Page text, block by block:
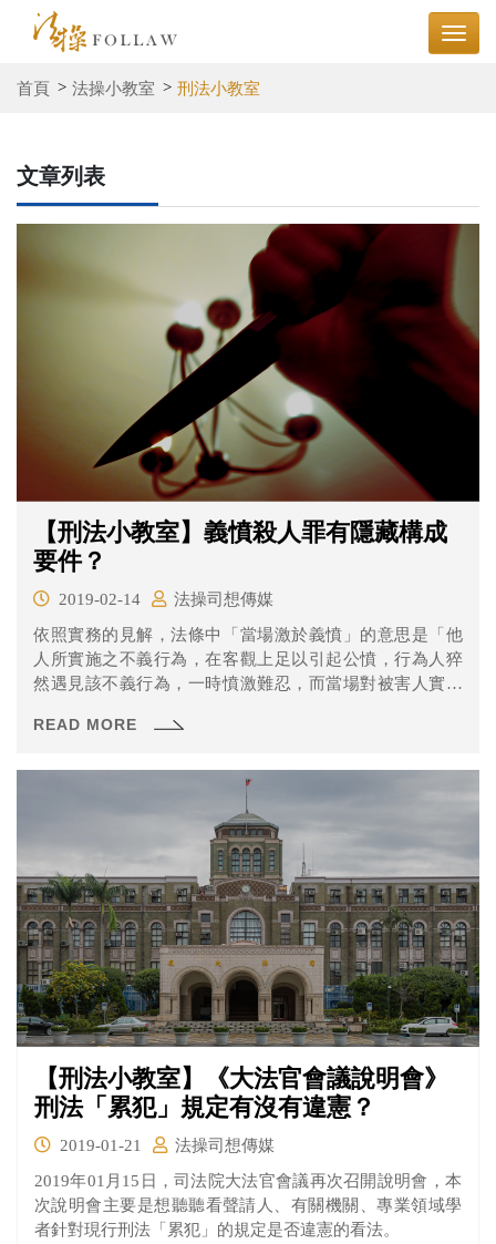
首頁 法操小教室 刑法小教室
文章列表
【刑法小教室】義憤殺人罪有隱藏構成
要件？
2019-02-14
法操司想傳媒
依照實務的見解，法條中「當場激於義憤」的意思是「他
人所實施之不義行為，在客觀上足以引起公憤，行為人猝
然遇見該不義行為，一時憤激難忍，而當場對被害人實施
照），那大家覺得哪樣的不義行為足以讓一般人覺得憤
READ MORE
【刑法小教室】《大法官會議說明會》
刑法「累犯」規定有沒有違憲？
2019-01-21
法操司想傳媒
2019年01月15日，司法院大法官會議再次召開說明會，本
次說明會主要是想聽聽看聲請人、有關機關、專業領域學
者針對現行刑法「累犯」的規定是否違憲的看法。